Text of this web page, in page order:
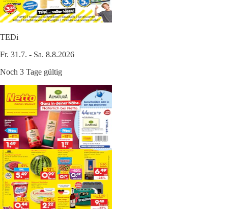
TEDi
Fr. 31.7. - Sa. 8.8.2026
Noch 3 Tage gültig